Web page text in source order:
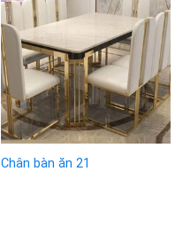
Add to
wishlist
Chân bàn ăn 21